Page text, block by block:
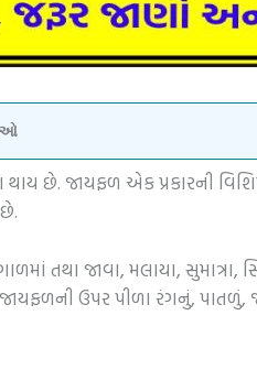
છે. જાયફળ એક પ્રકારની
તથા જાવા, મલાયા,
ઉપર પીળા રંગનું, પાતળું,